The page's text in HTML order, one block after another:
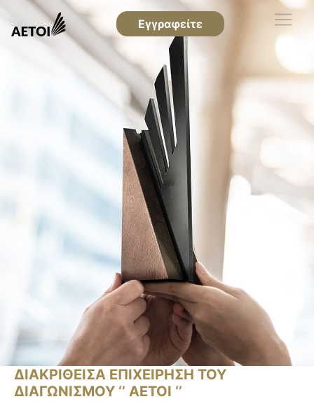
Εγγραφείτε
ΔΙΑΚΡΙΘΕΙΣΑ ΕΠΙΧΕΙΡΗΣΗ ΤΟΥ
ΔΙΑΓΩΝΙΣΜΟΥ ‘’ ΑΕΤΟΙ ‘’